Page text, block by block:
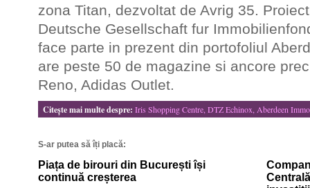
zona Titan, dezvoltat de Avrig 35.
Deutsche Gesellschaft fur
face parte in prezent din portofoliul
are peste 50 de magazine si ancore
Reno, Adidas Outlet.
Citeşte mai multe despre: Iris Shopping Centre, DTZ Echinox, Aberdeen
S-ar putea să îți placă:
Piața de birouri din București își
continuă creșterea